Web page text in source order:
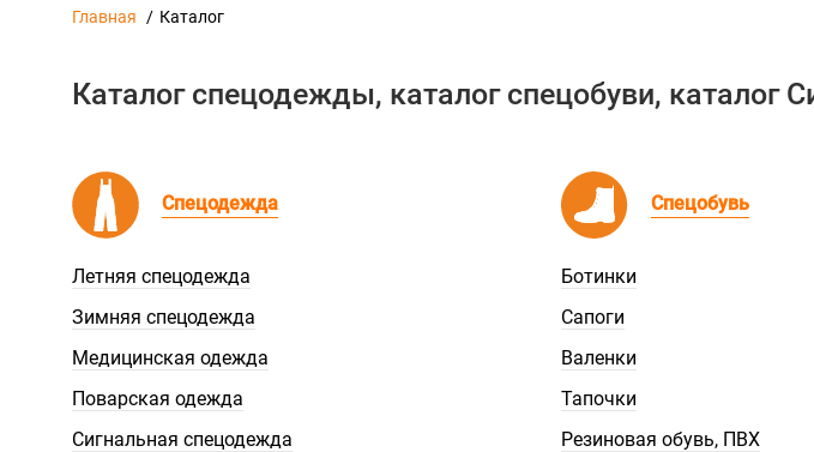
Главная Каталог
Каталог спецодежды, каталог спецобуви, каталог
Спецодежда
Летняя спецодежда
Зимняя спецодежда
Медицинская одежда
Поварская одежда
Сигнальная спецодежда
Спецобувь
Ботинки
Сапоги
Валенки
Тапочки
Резиновая обувь, ПВХ